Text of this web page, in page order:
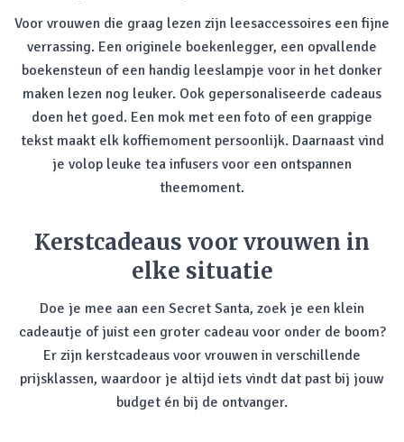
Voor vrouwen die graag lezen zijn leesaccessoires een fijne
verrassing. Een originele boekenlegger, een opvallende
boekensteun of een handig leeslampje voor in het donker
maken lezen nog leuker. Ook gepersonaliseerde cadeaus
doen het goed. Een mok met een foto of een grappige
tekst maakt elk koffiemoment persoonlijk. Daarnaast vind
je volop leuke tea infusers voor een ontspannen
theemoment.
Kerstcadeaus voor vrouwen in
elke situatie
Doe je mee aan een Secret Santa, zoek je een klein
cadeautje of juist een groter cadeau voor onder de boom?
Er zijn kerstcadeaus voor vrouwen in verschillende
prijsklassen, waardoor je altijd iets vindt dat past bij jouw
budget én bij de ontvanger.